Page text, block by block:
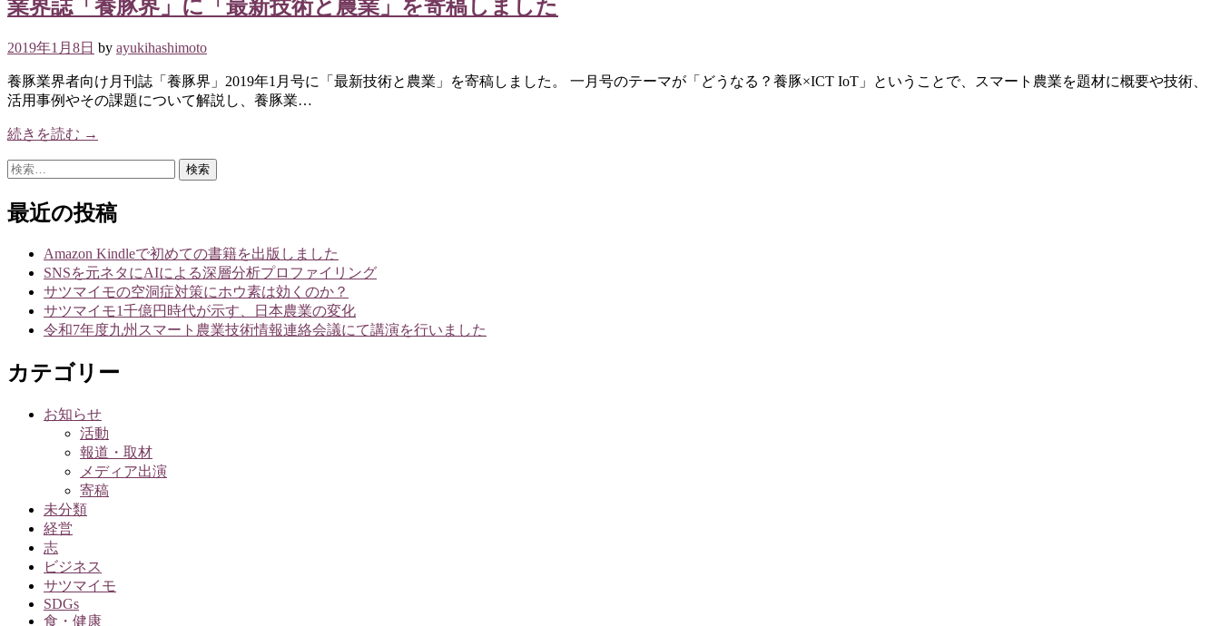
業界誌「養豚界」に「最新技術と農業」を寄稿しました
2019年1月8日 by ayukihashimoto
養豚業界者向け月刊誌「養豚界」2019年1月号に「最新技術と農業」を寄稿しました。 一月号のテーマが「どうなる？養豚×ICT IoT」ということで、スマート農業を題材に概要や技術、
活用事例やその課題について解説し、養豚業…
続きを読む →
検
最近の投稿
Amazon Kindleで初めての書籍を出版しました
SNSを元ネタにAIによる深層分析プロファイリング
サツマイモの空洞症対策にホウ素は効くのか？
サツマイモ1千億円時代が示す、日本農業の変化
令和7年度九州スマート農業技術情報連絡会議にて講演を行いました
カテゴリー
お知らせ
活動
報道・取材
メディア出演
寄稿
未分類
経営
志
ビジネス
サツマイモ
SDGs
食・健康